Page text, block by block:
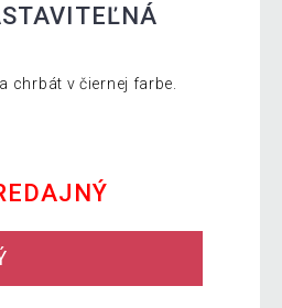
chrbát v čiernej farbe.